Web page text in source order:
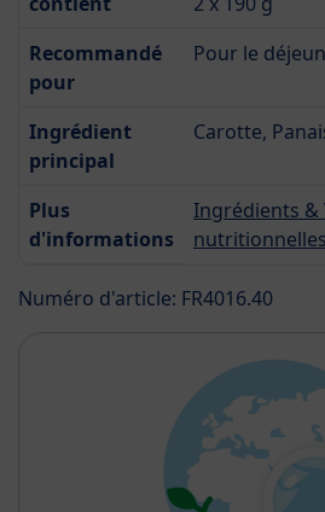
Recommandé
pour
Pour le
Ingrédient
principal
Carotte,
Plus
d'informations
Ingrédients &
Numéro d'article: FR4016.40